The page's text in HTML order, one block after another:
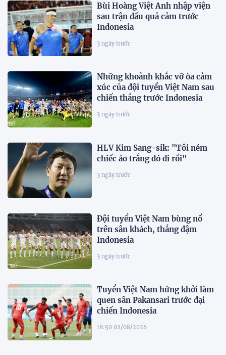
Bùi Hoàng Việt Anh nhập viện
sau trận đấu quả cảm trước
Indonesia
3 ngày trước
Những khoảnh khắc vỡ òa cảm
xúc của đội tuyển Việt Nam sau
chiến thắng trước Indonesia
3 ngày trước
HLV Kim Sang-sik: "Tôi ném
chiếc áo trắng đó đi rồi"
3 ngày trước
Đội tuyển Việt Nam bùng nổ
trên sân khách, thắng đậm
Indonesia
3 ngày trước
Tuyển Việt Nam hứng khởi làm
quen sân Pakansari trước đại
chiến Indonesia
18:50 02/08/2026